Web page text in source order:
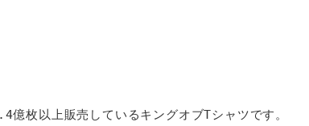
以上販売しているキングオブTシャツです。